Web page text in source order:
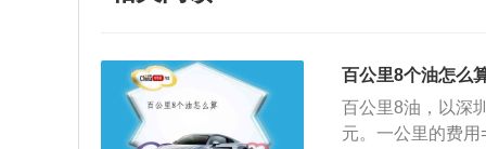
百公里8个油怎么
百公里8油，以深
元。一公里的费